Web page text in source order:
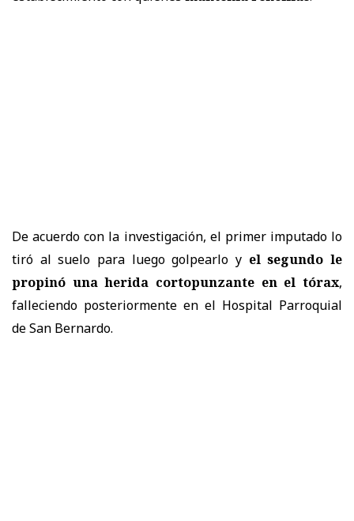
De acuerdo con la investigación, el primer imputado lo
tiró al suelo para luego golpearlo y el segundo le
propinó una herida cortopunzante en el tórax,
falleciendo posteriormente en el Hospital Parroquial
de San Bernardo.